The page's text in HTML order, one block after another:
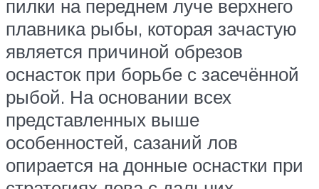
пилки на переднем луче верхнего
плавника рыбы, которая зачастую
является причиной обрезов
оснасток при борьбе с засечённой
рыбой. На основании всех
представленных выше
особенностей, сазаний лов
опирается на донные оснастки при